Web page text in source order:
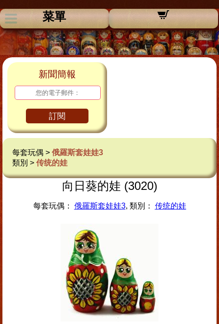
菜單
新聞簡報
訂閱
每套玩偶 > 俄羅斯套娃娃3
類別 > 传统的娃
向日葵的娃 (3020)
每套玩偶： 俄羅斯套娃娃3, 類別： 传统的娃